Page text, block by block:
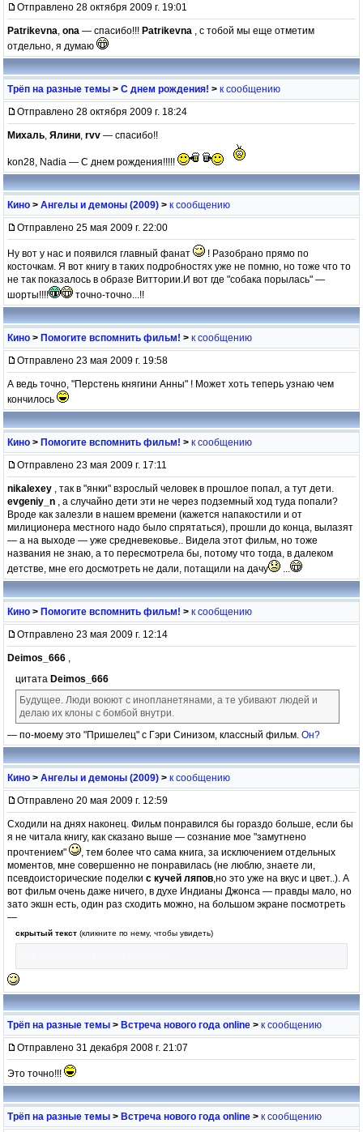
Отправлено 28 октября 2009 г. 19:01
Patrikevna, ona — спасибо!!! Patrikevna , с тобой мы еще отметим
отдельно, я думаю
Трёп на разные темы > С днем рождения! > к сообщению
Отправлено 28 октября 2009 г. 18:24
Михаль, Ялини, rvv — спасибо!!
kon28, Nadia — С днем рождения!!!!!
Кино > Ангелы и демоны (2009) > к сообщению
Отправлено 25 мая 2009 г. 22:00
Ну вот у нас и появился главный фанат
! Разобрано прямо по
косточкам. Я вот книгу в таких подробностях уже не помню, но тоже что то
не так показалось в образе Виттории.И вот где "собака порылась" —
шорты!!!!
точно-точно...!!
Кино > Помогите вспомнить фильм! > к сообщению
Отправлено 23 мая 2009 г. 19:58
А ведь точно, "Перстень княгини Анны" ! Может хоть теперь узнаю чем
кончилось
Кино > Помогите вспомнить фильм! > к сообщению
Отправлено 23 мая 2009 г. 17:11
nikalexey , так в "янки" взрослый человек в прошлое попал, а тут дети.
evgeniy_n , а случайно дети эти не через подземный ход туда попали?
Вроде как залезли в нашем времени (кажется напакостили и от
милиционера местного надо было спрятаться), прошли до конца, вылазят
— а на выходе — уже средневековье.. Видела этот фильм, но тоже
названия не знаю, а то пересмотрела бы, потому что тогда, в далеком
детстве, мне его досмотреть не дали, потащили на дачу
...
Кино > Помогите вспомнить фильм! > к сообщению
Отправлено 23 мая 2009 г. 12:14
Deimos_666 ,
цитата Deimos_666
Будущее. Люди воюют с инопланетянами, а те убивают людей и
делаю их клоны с бомбой внутри.
— по-моему это "Пришелец" с Гэри Синизом, классный фильм. Он?
Кино > Ангелы и демоны (2009) > к сообщению
Отправлено 20 мая 2009 г. 12:59
Сходили на днях наконец. Фильм понравился бы гораздо больше, если бы
я не читала книгу, как сказано выше — сознание мое "замутнено
прочтением"
, тем более что сама книга, за исключением отдельных
моментов, мне совершенно не понравилась (не люблю, знаете ли,
псевдоисторические поделки с кучей ляпов,но это уже на вкус и цвет..). А
вот фильм очень даже ничего, в духе Индианы Джонса — правды мало, но
зато экшн есть, один раз сходить можно, на большом экране посмотреть
—
скрытый текст (кликните по нему, чтобы увидеть)
Трёп на разные темы > Встреча нового года online > к сообщению
Отправлено 31 декабря 2008 г. 21:07
Это точно!!!
Трёп на разные темы > Встреча нового года online > к сообщению